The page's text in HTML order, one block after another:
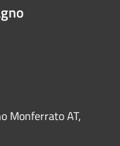
Monferrato AT,